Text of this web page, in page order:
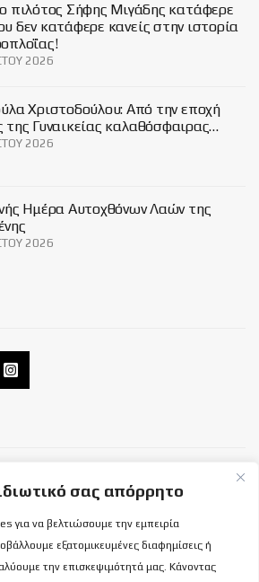
σας απόρρητο
για να βελτιώσουμε την εμπειρία
εξατομικευμένες διαφημίσεις ή
την επισκεψιμότητά μας. Κάνοντας
πιλότος Σήφης Μιγάδης κατάφερε
δεν κατάφερε κανείς στην ιστορία
2026
Χριστοδούλου: Από την εποχή
της Γυναικείας καλαθόσφαιρας…
2026
Ημέρα Αυτοχθόνων Λαών της
2026